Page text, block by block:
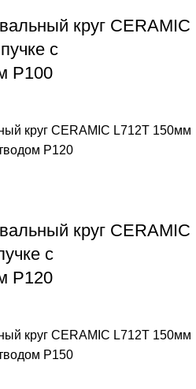
круг CERAMIC
с
P100
круг CERAMIC
с
P120